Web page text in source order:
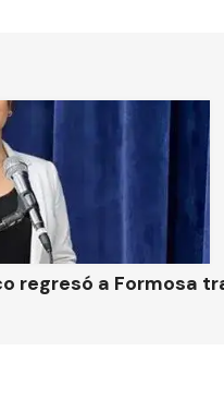
regresó a Formosa